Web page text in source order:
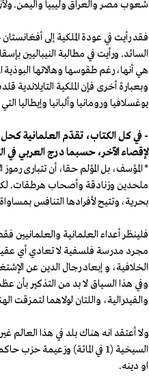
شعوب مصر والعراق وليبيا واليمن.
فقد رأيت في عودة الملكية إلى
السائد. ورأيت في مطالبة النيباليين
هي أنها، رغم طقوسها وهالاتها
وبعبارة أخرى فإن الملكية
يوغسلافيا ورومانيا وألبانيا
- في كل الكتاب، تقدّم العلمانية كحل
لإقصاء الآخر، حسبما درج العربي في
* المؤسف، بل المؤلم حقا، أن تتبارى
ملحدين وزنادقة وأصحاب هرطقات. لكن
بحرية، وتتيح لأفرادها التنافس بمساواة
فلينظر أعداء العلمانية والعلمانيين
مجرد مدرسة فلسفية لا تعادي أي
الخلافية، و إبعاد رجال الدين عن
وفي هذا السياق لا بد من التذكير بأن
والفيدرالية، واللتان لولاهما لتمزقت
او دينه.